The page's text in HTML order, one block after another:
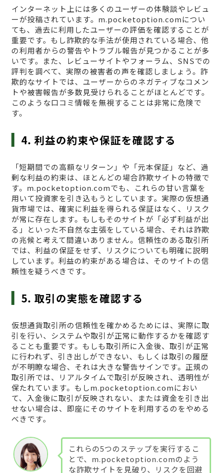
インターネット上には多くのユーザーの体験談やレビュ
ーが投稿されています。m.pocketoption.comについ
ても、過去に利用したユーザーの評価を確認することが
重要です。もし詐欺的な手法が使用されている場合、他
の利用者からの警告やトラブル報告が見つかることが多
いです。また、レビューサイトやフォーラム、SNSでの
評判を調べて、実際の被害者の声を確認しましょう。詐
欺的なサイトでは、ユーザーからのネガティブなコメン
トや被害報告が多数見受けられることがほとんどです。
このような口コミ情報を無視することは非常に危険で
す。
4. 利益の約束や保証を確認する
「短期間での高額なリターン」や「元本保証」など、過
剰な利益の約束は、ほとんどの場合詐欺サイトの特徴で
す。m.pocketoption.comでも、これらの甘い言葉を
用いて投資家を引き込もうとしています。実際の仮想通
貨市場では、確実に利益を得られる保証はなく、リスク
が常に存在します。もしもそのサイトが「必ず利益が出
る」といった不自然な主張をしている場合、それは詐欺
の兆候と考えて間違いありません。信頼性のある取引所
では、利益の保証をせず、リスクについても明確に説明
しています。利益の約束がある場合は、そのサイトの信
頼性を疑うべきです。
5. 取引の実態を確認する
仮想通貨取引所の信頼性を確かめるためには、実際に取
引を行い、システムや取引が正常に動作するかを確認す
ることも重要です。もしも取引所に入金後、取引が正常
に行われず、引き出しができない、もしくは取引の履歴
が不明瞭な場合、それは大きな警告サインです。正規の
取引所では、リアルタイムで取引が反映され、透明性が
保たれています。もしm.pocketoption.comにおい
て、入金後に取引が反映されない、または資金を引き出
せない場合は、即座にそのサイトを利用するのをやめる
べきです。
これらの5つのステップを実行するこ
とで、m.pocketoption.comのよう
な詐欺サイトを見破り、リスクを回避